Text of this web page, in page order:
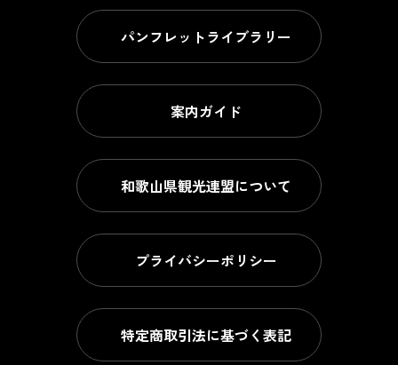
パンフレットライブラリー
案内ガイド
和歌山県観光連盟について
プライバシーポリシー
特定商取引法に基づく表記